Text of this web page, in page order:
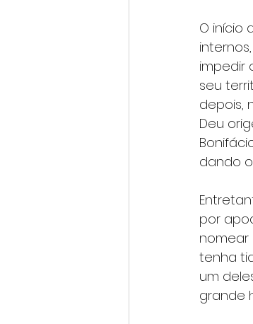
O início
impedir
seu
depois,
Deu
dando
por
nomear
tenha
um
grande